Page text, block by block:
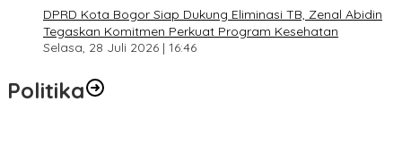
DPRD Kota Bogor Siap Dukung Eliminasi TB, Zenal Abidin
Tegaskan Komitmen Perkuat Program Kesehatan
Selasa, 28 Juli 2026 | 16:46
Politika